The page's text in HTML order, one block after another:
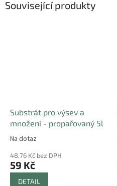
Související produkty
Substrát pro výsev a
množení - propařovaný 5l
Na dotaz
48,76 Kč bez DPH
59 Kč
DETAIL